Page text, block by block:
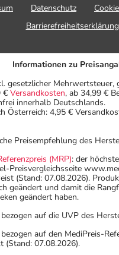
Datenschutz
Barrierefreiheitserklärung
Informationen zu
gesetzlicher Mehrwertsteuer,
€ Versandkosten, ab 34,99 €
innerhalb Deutschlands.
Österreich: 4,95 €
Preisempfehlung des
(MRP): der
Preisvergleichsseite
(Stand: 07.08.2026).
geändert und damit die
geändert haben.
auf die UVP des
auf den MediPreis-
(Stand: 07.08.2026).